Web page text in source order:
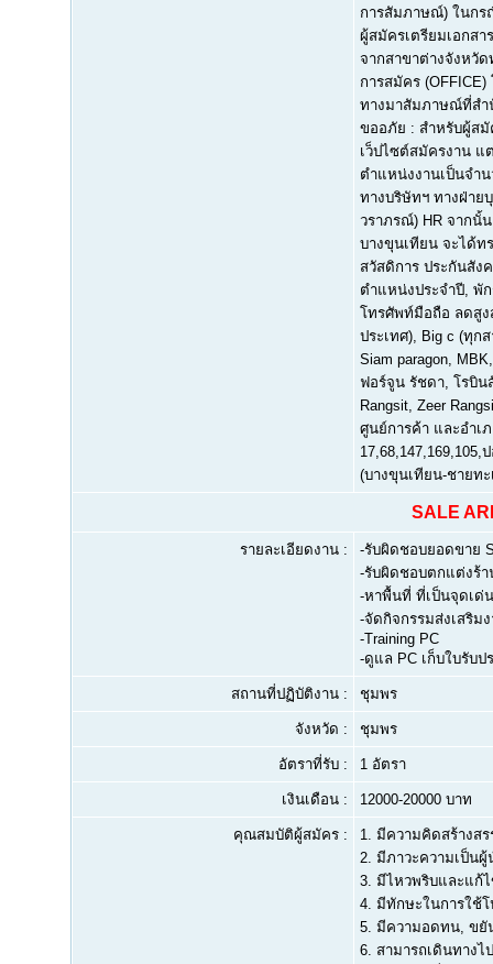
การสัมภาษณ์) ในกร
ผู้สมัครเตรียมเอกส
จากสาขาต่างจังหวั
การสมัคร
ทางมาสัมภาษณ์ที่สำ
ขออภัย : สำหรับผู้สมั
เว็ปไซต์สมัครงาน แ
ตำแหน่งงานเป็นจำ
ทางบริษัทฯ ทางฝ่าย
วราภรณ์) HR จากนั้
บางขุนเทียน จะได้ท
สวัสดิการ ประกันสัง
ตำแหน่งประจำปี, พั
โทรศัพท์มือถือ ลดสูง
ประเทศ), Big c (ทุก
Siam paragon,
ฟอร์จูน รัชดา, โรบิน
Rangsit, Zeer
ศูนย์การค้า และอำเ
(บางขุนเทียน-ชายท
SALE
รายละเอียดงาน :
-รับผิดชอบยอดขาย
-รับผิดชอบตกแต่งร้า
-หาพื้นที่ ที่เป็นจุดเด่
-จัดกิจกรรมส่งเสริม
-Training PC
-ดูแล PC เก็บใบรับ
สถานที่ปฏิบัติงาน : ชุมพร
จังหวัด : ชุมพร
อัตราที่รับ : 1 อัตรา
เงินเดือน : 12000-20000 บาท
คุณสมบัติผู้สมัคร : 1. มีความคิดสร้างส
2. มีภาวะความเป็น
3. มีไหวพริบและแก้
4. มีทักษะในการใช้โ
5. มีความอดทน, ขยั
6. สามารถเดินทาง